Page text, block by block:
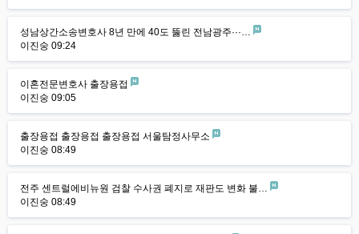
성남상간소송변호사 8년 만에 40도 뚫린 전남광주···…
이진숭 09:24
이혼전문변호사 출장용접
이진숭 09:05
출장용접 출장용접 출장용접 서울탐정사무소
이진숭 08:49
전주 센트럴에비뉴원 검찰 수사권 폐지로 재판도 변화 불…
이진숭 08:49